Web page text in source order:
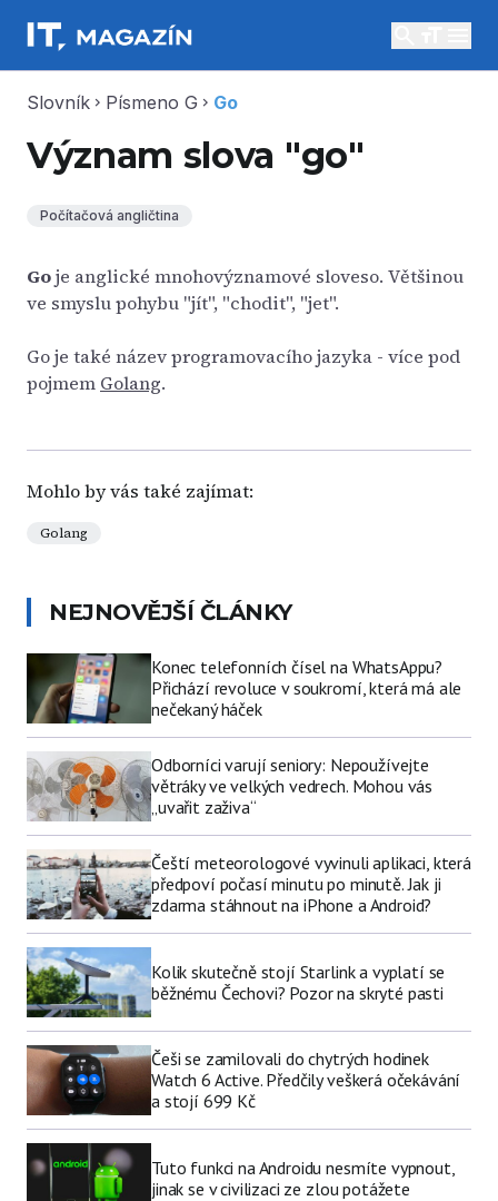
Slovník chevron_right Písmeno G chevron_right Go
Význam slova "go"
Počítačová angličtina
Goje anglické mnohovýznamové sloveso. Většinou
ve smyslu pohybu "jít", "chodit", "jet".
Go je také název programovacího jazyka - více pod
pojmem Golang.
Mohlo by vás také zajímat:
Golang
NEJNOVĚJŠÍ ČLÁNKY
Konec telefonních čísel na WhatsAppu?
Přichází revoluce v soukromí, která má ale
nečekaný háček
Odborníci varují seniory: Nepoužívejte
větráky ve velkých vedrech. Mohou vás
„uvařit zaživa“
Čeští meteorologové vyvinuli aplikaci, která
předpoví počasí minutu po minutě. Jak ji
zdarma stáhnout na iPhone a Android?
Kolik skutečně stojí Starlink a vyplatí se
běžnému Čechovi? Pozor na skryté pasti
Češi se zamilovali do chytrých hodinek
Watch 6 Active. Předčily veškerá očekávání
a stojí 699 Kč
Tuto funkci na Androidu nesmíte vypnout,
jinak se v civilizaci ze zlou potážete